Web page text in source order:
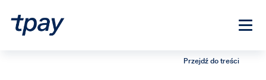
Przejdź do treści